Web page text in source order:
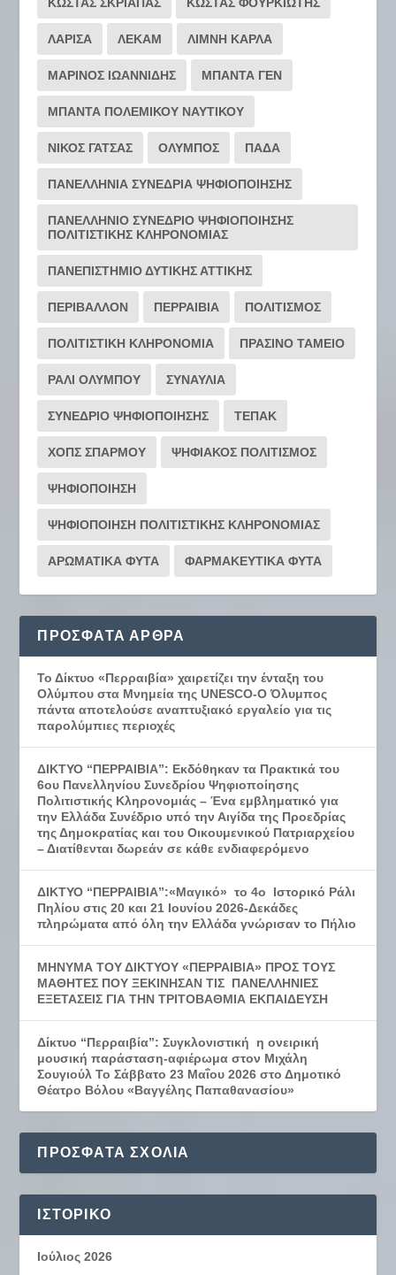
ΛΑΡΙΣΑ ΛΕΚΑΜ ΛΙΜΝΗ ΚΑΡΛΑ
ΜΑΡΙΝΟΣ ΙΩΑΝΝΙΔΗΣ ΜΠΑΝΤΑ ΓΕΝ
ΜΠΑΝΤΑ ΠΟΛΕΜΙΚΟΥ ΝΑΥΤΙΚΟΥ
ΝΙΚΟΣ ΓΑΤΣΑΣ ΟΛΥΜΠΟΣ ΠΑΔΑ
ΠΑΝΕΛΛΗΝΙΑ ΣΥΝΕΔΡΙΑ ΨΗΦΙΟΠΟΙΗΣΗΣ
ΠΑΝΕΛΛΗΝΙΟ ΣΥΝΕΔΡΙΟ ΨΗΦΙΟΠΟΙΗΣΗΣ
ΠΟΛΙΤΙΣΤΙΚΗΣ ΚΛΗΡΟΝΟΜΙΑΣ
ΠΑΝΕΠΙΣΤΗΜΙΟ ΔΥΤΙΚΗΣ ΑΤΤΙΚΗΣ
ΠΕΡΙΒΑΛΛΟΝ ΠΕΡΡΑΙΒΙΑ ΠΟΛΙΤΙΣΜΟΣ
ΠΟΛΙΤΙΣΤΙΚΗ ΚΛΗΡΟΝΟΜΙΑ ΠΡΑΣΙΝΟ ΤΑΜΕΙΟ
ΡΆΛΙ ΟΛΎΜΠΟΥ ΣΥΝΑΥΛΙΑ
ΣΥΝΕΔΡΙΟ ΨΗΦΙΟΠΟΙΗΣΗΣ ΤΕΠΑΚ
ΧΟΠΣ ΣΠΑΡΜΟΥ ΨΗΦΙΑΚΟΣ ΠΟΛΙΤΙΣΜΟΣ
ΨΗΦΙΟΠΟΙΗΣΗ
ΨΗΦΙΟΠΟΙΗΣΗ ΠΟΛΙΤΙΣΤΙΚΗΣ ΚΛΗΡΟΝΟΜΙΑΣ
ΑΡΩΜΑΤΙΚΑ ΦΥΤΑ ΦΑΡΜΑΚΕΥΤΙΚΑ ΦΥΤΑ
ΠΡΌΣΦΑΤΑ ΆΡΘΡΑ
Το Δίκτυο «Περραιβία» χαιρετίζει την ένταξη του
Ολύμπου στα Μνημεία της UNESCO-Ο Όλυμπος
πάντα αποτελούσε αναπτυξιακό εργαλείο για τις
παρολύμπιες περιοχές
ΔΙΚΤΥΟ “ΠΕΡΡΑΙΒΙΑ”: Εκδόθηκαν τα Πρακτικά του
6ου Πανελληνίου Συνεδρίου Ψηφιοποίησης
Πολιτιστικής Κληρονομιάς – Ένα εμβληματικό για
την Ελλάδα Συνέδριο υπό την Αιγίδα της Προεδρίας
της Δημοκρατίας και του Οικουμενικού Πατριαρχείου
– Διατίθενται δωρεάν σε κάθε ενδιαφερόμενο
ΔΙΚΤΥΟ “ΠΕΡΡΑΙΒΙΑ”:«Μαγικό» το 4ο Ιστορικό Ράλι
Πηλίου στις 20 και 21 Ιουνίου 2026-Δεκάδες
πληρώματα από όλη την Ελλάδα γνώρισαν το Πήλιο
ΜΗΝΥΜΑ ΤΟΥ ΔΙΚΤΥΟΥ «ΠΕΡΡΑΙΒΙΑ» ΠΡΟΣ ΤΟΥΣ
ΜΑΘΗΤΕΣ ΠΟΥ ΞΕΚΙΝΗΣΑΝ ΤΙΣ ΠΑΝΕΛΛΗΝΙΕΣ
ΕΞΕΤΑΣΕΙΣ ΓΙΑ ΤΗΝ ΤΡΙΤΟΒΑΘΜΙΑ ΕΚΠΑΙΔΕΥΣΗ
Δίκτυο “Περραιβία”: Συγκλονιστική η ονειρική
μουσική παράσταση-αφιέρωμα στον Μιχάλη
Σουγιούλ Το Σάββατο 23 Μαΐου 2026 στο Δημοτικό
Θέατρο Βόλου «Βαγγέλης Παπαθανασίου»
ΠΡΌΣΦΑΤΑ ΣΧΌΛΙΑ
ΙΣΤΟΡΙΚΌ
Ιούλιος 2026